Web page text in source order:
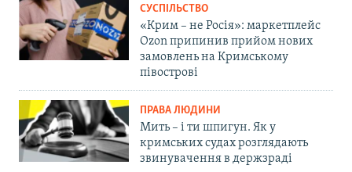
СУСПІЛЬСТВО
«Крим – не Росія»: маркетплейс
Ozon припинив прийом нових
замовлень на Кримському
півострові
ПРАВА ЛЮДИНИ
Мить – і ти шпигун. Як у
кримських судах розглядають
звинувачення в держзраді